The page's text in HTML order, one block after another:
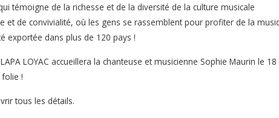
témoigne de la richesse et de la diversité de la culture musicale
et de convivialité, où les gens se rassemblent pour profiter de la
exportée dans plus de 120 pays !
LOYAC accueillera la chanteuse et musicienne Sophie Maurin le 18
!
tous les détails.